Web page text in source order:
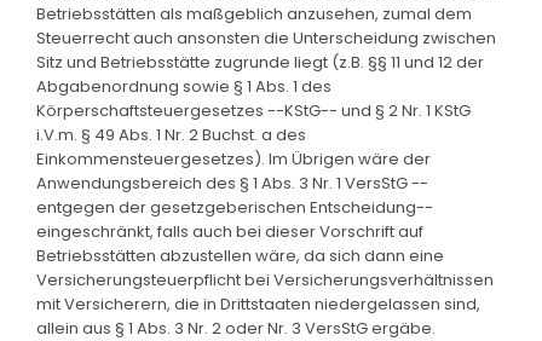
Betriebsstätten als maßgeblich anzusehen, zumal dem
Steuerrecht auch ansonsten die Unterscheidung zwischen
Sitz und Betriebsstätte zugrunde liegt (z.B. §§ 11 und 12 der
Abgabenordnung sowie § 1 Abs. 1 des
Körperschaftsteuergesetzes --KStG-- und § 2 Nr. 1 KStG
i.V.m. § 49 Abs. 1 Nr. 2 Buchst. a des
Einkommensteuergesetzes). Im Übrigen wäre der
Anwendungsbereich des § 1 Abs. 3 Nr. 1 VersStG --
entgegen der gesetzgeberischen Entscheidung--
eingeschränkt, falls auch bei dieser Vorschrift auf
Betriebsstätten abzustellen wäre, da sich dann eine
Versicherungsteuerpflicht bei Versicherungsverhältnissen
mit Versicherern, die in Drittstaaten niedergelassen sind,
allein aus § 1 Abs. 3 Nr. 2 oder Nr. 3 VersStG ergäbe.